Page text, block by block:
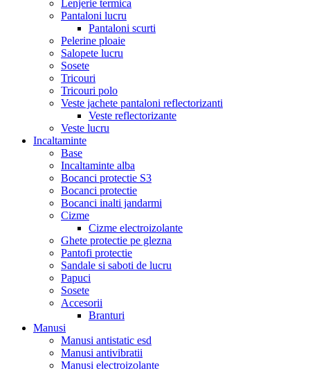
Lenjerie termica
Pantaloni lucru
Pantaloni scurti
Pelerine ploaie
Salopete lucru
Sosete
Tricouri
Tricouri polo
Veste jachete pantaloni reflectorizanti
Veste reflectorizante
Veste lucru
Incaltaminte
Base
Incaltaminte alba
Bocanci protectie S3
Bocanci protectie
Bocanci inalti jandarmi
Cizme
Cizme electroizolante
Ghete protectie pe glezna
Pantofi protectie
Sandale si saboti de lucru
Papuci
Sosete
Accesorii
Branturi
Manusi
Manusi antistatic esd
Manusi antivibratii
Manusi electroizolante